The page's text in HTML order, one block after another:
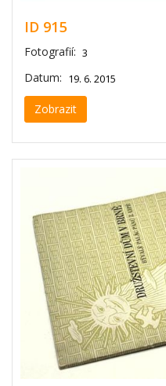
ID 915
Fotografií: 3
Datum: 19. 6. 2015
Zobrazit